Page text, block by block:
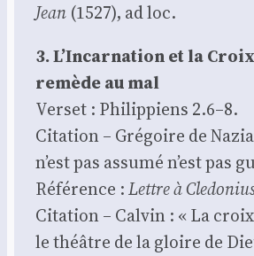
Jean (1527), ad loc.
3. L’Incarnation et la
remède au mal
Ver­set : Phi­lip­piens 2.6–8.
Cita­tion – Gré­goire de
n’est pas assu­mé n’est pas
Réfé­rence :Lettre à
Cita­tion – Cal­vin : « La
le théâtre de la gloire de